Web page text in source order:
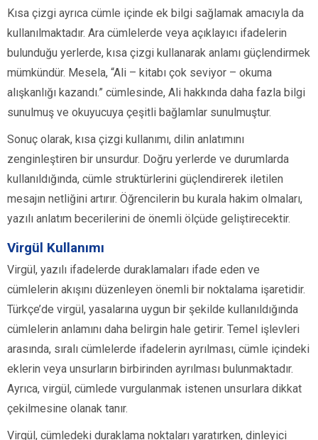
Kısa çizgi ayrıca cümle içinde ek bilgi sağlamak amacıyla da
kullanılmaktadır. Ara cümlelerde veya açıklayıcı ifadelerin
bulunduğu yerlerde, kısa çizgi kullanarak anlamı güçlendirmek
mümkündür. Mesela, “Ali – kitabı çok seviyor – okuma
alışkanlığı kazandı.” cümlesinde, Ali hakkında daha fazla bilgi
sunulmuş ve okuyucuya çeşitli bağlamlar sunulmuştur.
Sonuç olarak, kısa çizgi kullanımı, dilin anlatımını
zenginleştiren bir unsurdur. Doğru yerlerde ve durumlarda
kullanıldığında, cümle struktürlerini güçlendirerek iletilen
mesajın netliğini artırır. Öğrencilerin bu kurala hakim olmaları,
yazılı anlatım becerilerini de önemli ölçüde geliştirecektir.
Virgül Kullanımı
Virgül, yazılı ifadelerde duraklamaları ifade eden ve
cümlelerin akışını düzenleyen önemli bir noktalama işaretidir.
Türkçe’de virgül, yasalarına uygun bir şekilde kullanıldığında
cümlelerin anlamını daha belirgin hale getirir. Temel işlevleri
arasında, sıralı cümlelerde ifadelerin ayrılması, cümle içindeki
eklerin veya unsurların birbirinden ayrılması bulunmaktadır.
Ayrıca, virgül, cümlede vurgulanmak istenen unsurlara dikkat
çekilmesine olanak tanır.
Virgül, cümledeki duraklama noktaları yaratırken, dinleyici